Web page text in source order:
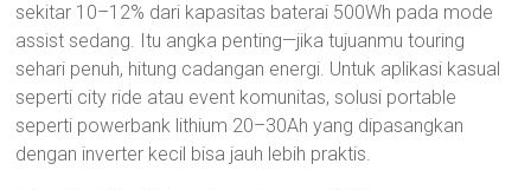
sekitar 10–12% dari kapasitas baterai 500Wh pada mode
assist sedang. Itu angka penting—jika tujuanmu touring
sehari penuh, hitung cadangan energi. Untuk aplikasi kasual
seperti city ride atau event komunitas, solusi portable
seperti powerbank lithium 20–30Ah yang dipasangkan
dengan inverter kecil bisa jauh lebih praktis.